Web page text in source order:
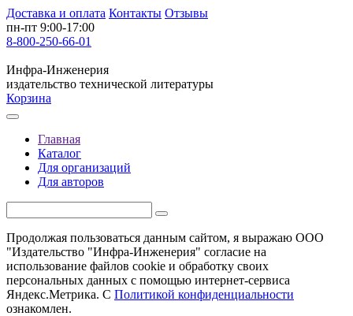
Доставка и оплата Контакты Отзывы
пн-пт 9:00-17:00
8-800-250-66-01
Инфра-Инженерия
издательство технической литературы
Корзина
Главная
Каталог
Для организаций
Для авторов
Продолжая пользоваться данным сайтом, я выражаю ООО
"Издательство "Инфра-Инженерия" согласие на
использование файлов cookie и обработку своих
персональных данных с помощью интернет-сервиса
Яндекс.Метрика. С Политикой конфиденциальности
ознакомлен.